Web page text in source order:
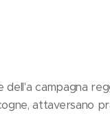
campagna
attaversano